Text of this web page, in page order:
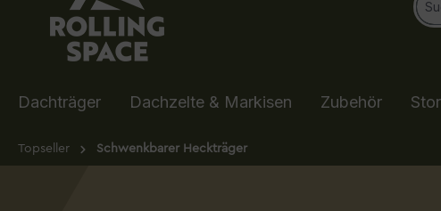
Dachträger Dachzelte & Markisen Zubehör
Topseller Schwenkbarer Heckträger